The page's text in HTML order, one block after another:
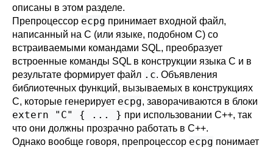
описаны в этом разделе.
Препроцессор ecpg принимает входной файл,
написанный на C (или языке, подобном C) со
встраиваемыми командами SQL, преобразует
встроенные команды SQL в конструкции языка C и в
результате формирует файл .c. Объявления
библиотечных функций, вызываемых в конструкциях
C, которые генерирует ecpg, заворачиваются в блоки
extern "C" { ... } при использовании C++, так
что они должны прозрачно работать в C++.
Однако вообще говоря, препроцессор ecpg понимает